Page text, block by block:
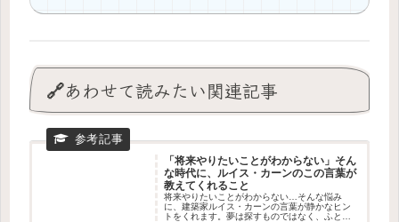
🔗あわせて読みたい関連記事
「将来やりたいことがわからない」そん
な時代に、ルイス・カーンのこの言葉が
教えてくれること
将来やりたいことがわからない…そんな悩み
に、建築家ルイス・カーンの言葉が静かなヒン
トをくれます。夢は探すものではなく、ふと反